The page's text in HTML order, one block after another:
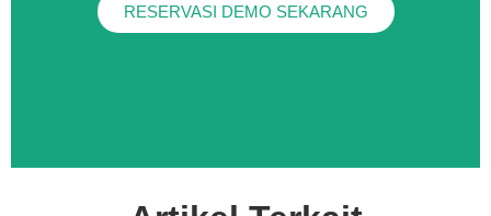
RESERVASI DEMO SEKARANG